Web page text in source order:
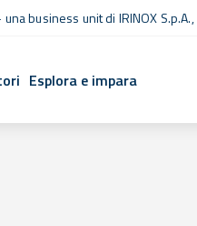
business unit di IRINOX S.p.A.,
Esplora e impara